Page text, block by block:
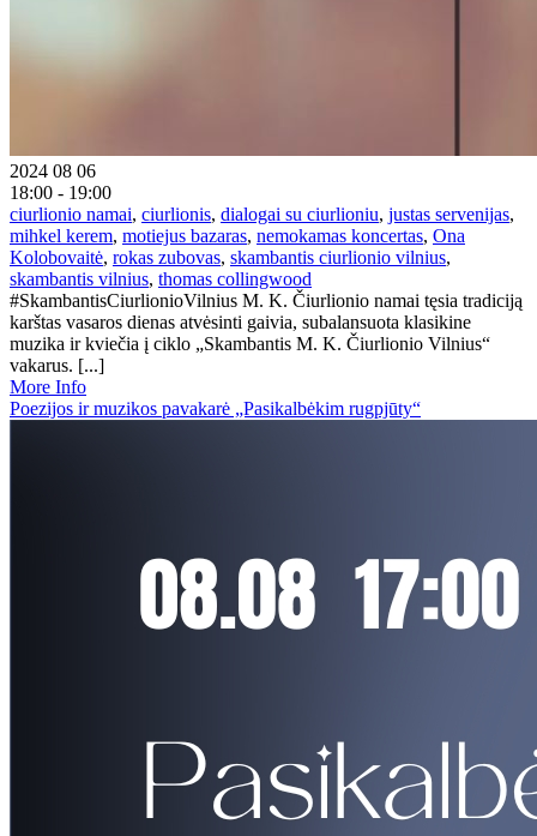
2024 08 06
18:00 - 19:00
ciurlionio namai, ciurlionis, dialogai su ciurlioniu, justas servenijas,
mihkel kerem, motiejus bazaras, nemokamas koncertas, Ona
Kolobovaitė, rokas zubovas, skambantis ciurlionio vilnius,
skambantis vilnius, thomas collingwood
#SkambantisCiurlionioVilnius M. K. Čiurlionio namai tęsia tradiciją
karštas vasaros dienas atvėsinti gaivia, subalansuota klasikine
muzika ir kviečia į ciklo „Skambantis M. K. Čiurlionio Vilnius“
vakarus. [...]
More Info
Poezijos ir muzikos pavakarė „Pasikalbėkim rugpjūty“